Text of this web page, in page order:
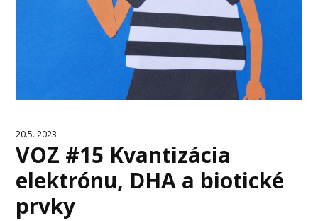
20.5. 2023
VOZ #15 Kvantizácia
elektrónu, DHA a biotické
prvky